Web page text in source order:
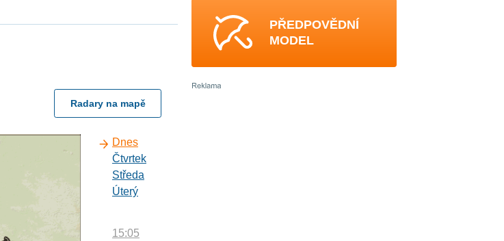
Radary na mapě
Dnes
Čtvrtek
Středa
Úterý
15:05
PŘEDPOVĚDNÍ
MODEL